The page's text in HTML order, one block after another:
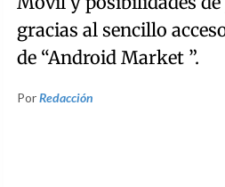
gracias al sencillo
de “Android Market ”.
PorRedacción